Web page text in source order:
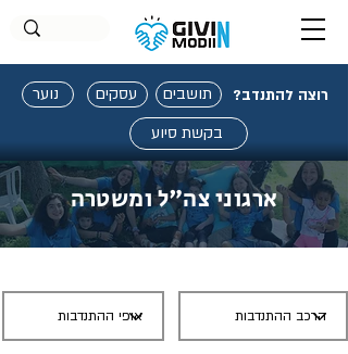
נוער עסקים תושבים רוצה להתנדב?
בקשת סיוע
ארגוני צה"ל ומשטרה